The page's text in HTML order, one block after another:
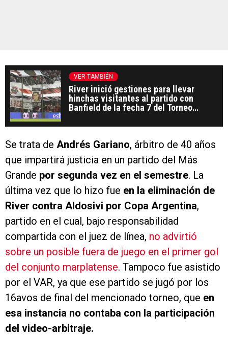
VER TAMBIÉN
River inició gestiones para llevar
hinchas visitantes al partido con
Banfield de la fecha 7 del Torneo
Se trata de Andrés Gariano, árbitro de 40 años
que impartirá justicia en un partido del Más
Grande por segunda vez en el semestre. La
última vez que lo hizo fue en la eliminación de
River contra Aldosivi por Copa Argentina,
partido en el cual, bajo responsabilidad
compartida con el juez de línea, no advirtió
sobre un posible fuera de juego en el primer gol
del conjunto marplatense. Tampoco fue asistido
por el VAR, ya que ese partido se jugó por los
16avos de final del mencionado torneo, que en
esa instancia no contaba con la participación
del video-arbitraje.